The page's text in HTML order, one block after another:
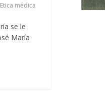
Etica médica
se le
María